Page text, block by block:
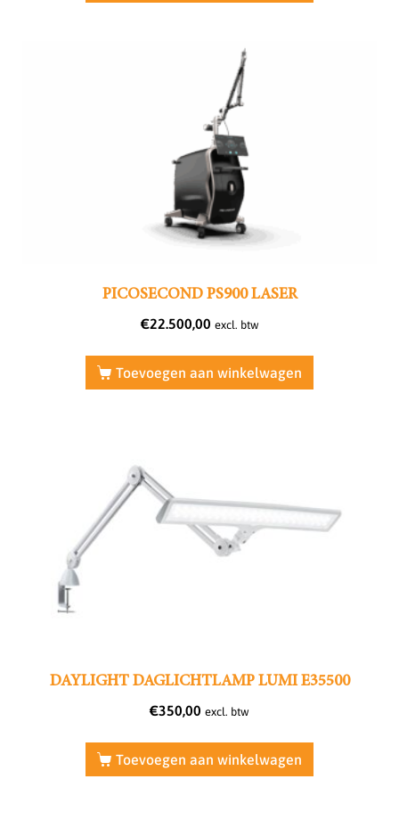
PICOSECOND PS900 LASER
€22.500,00 excl. btw
Toevoegen aan winkelwagen
DAYLIGHT DAGLICHTLAMP LUMI E35500
€350,00 excl. btw
Toevoegen aan winkelwagen